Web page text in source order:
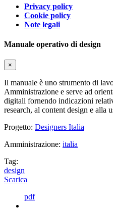
Privacy policy
Cookie policy
Note legali
Manuale operativo di design
×
Il manuale è uno strumento di
Amministrazione e serve ad
digitali fornendo indicazioni
research, al content design e alla
Progetto: Designers Italia
Amministrazione: italia
Tag:
design
Scarica
pdf